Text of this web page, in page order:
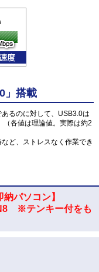
」搭載
るのに対して、USB3.0は
各値は理論値。実際は約2
ど、ストレスなく作業でき
納パソコン】
※テンキー付をも